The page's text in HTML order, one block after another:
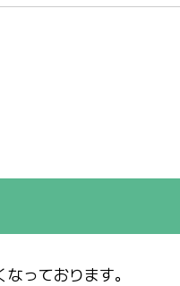
っております。